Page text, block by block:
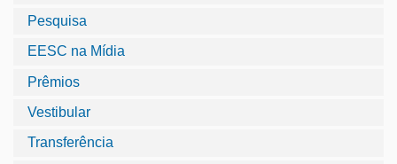
Pesquisa
EESC na Mídia
Prêmios
Vestibular
Transferência